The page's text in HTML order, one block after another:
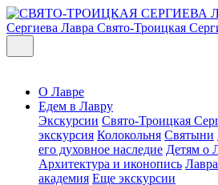
Сергиева Лавра Свято-Троицкая
О Лавре
Едем в Лавру
Экскурсии Свято-Троицкая
экскурсия Колокольня Святыни
его духовное наследие Детям о
Архитектура и иконопись
академия Еще экскурсии